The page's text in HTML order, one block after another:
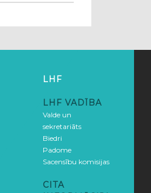
LHF
LHF VADĪBA
Valde un
sekretariāts
Biedri
Padome
Sacensību komisijas
CITA